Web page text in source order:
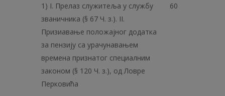
1) I. Прелаз служитеља у службу
званичника (§ 67 Ч. з.). II.
Призиавање положајног додатка
за пензију са урачунавањем
времена признатог специалним
законом (§ 120 Ч. з.), од Ловре
Перковића
60